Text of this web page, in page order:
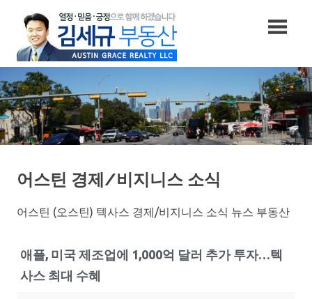
content
어스틴 경제/비지니스 소식
어스틴 (오스틴) 텍사스 경제/비지니스 소식 뉴스 부동산
애플, 미국 제조업에 1,000억 달러 추가 투자…텍
사스 최대 수혜